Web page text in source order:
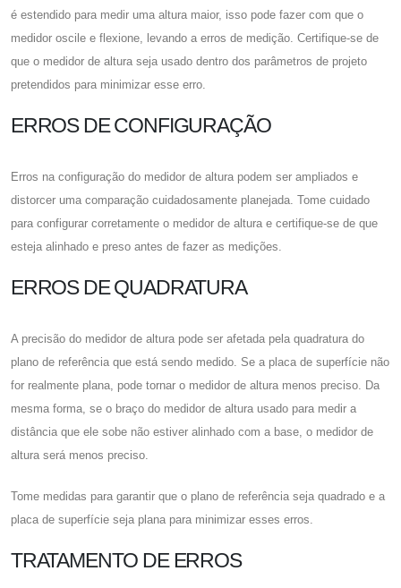
é estendido para medir uma altura maior, isso pode fazer com que o
medidor oscile e flexione, levando a erros de medição. Certifique-se de
que o medidor de altura seja usado dentro dos parâmetros de projeto
pretendidos para minimizar esse erro.
ERROS DE CONFIGURAÇÃO
Erros na configuração do medidor de altura podem ser ampliados e
distorcer uma comparação cuidadosamente planejada. Tome cuidado
para configurar corretamente o medidor de altura e certifique-se de que
esteja alinhado e preso antes de fazer as medições.
ERROS DE QUADRATURA
A precisão do medidor de altura pode ser afetada pela quadratura do
plano de referência que está sendo medido. Se a placa de superfície não
for realmente plana, pode tornar o medidor de altura menos preciso. Da
mesma forma, se o braço do medidor de altura usado para medir a
distância que ele sobe não estiver alinhado com a base, o medidor de
altura será menos preciso.
Tome medidas para garantir que o plano de referência seja quadrado e a
placa de superfície seja plana para minimizar esses erros.
TRATAMENTO DE ERROS